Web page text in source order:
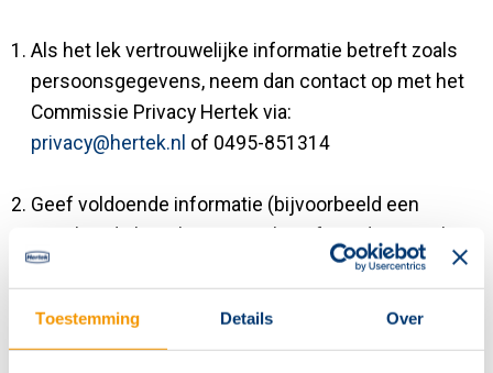
Toestemming Details Over
Als het lek vertrouwelijke informatie betreft zoals
persoonsgegevens, neem dan contact op met het
Commissie Privacy Hertek via:
privacy@hertek.nl of 0495-851314
Geef voldoende informatie (bijvoorbeeld een
hoe te reproduceren, screenshots, etc.), zodat we
behandelen;